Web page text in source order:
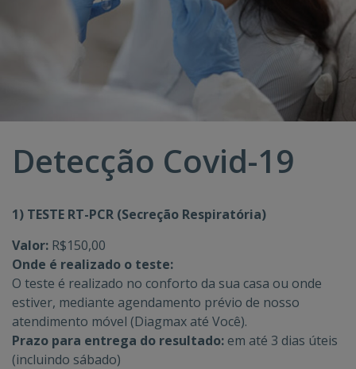
Detecção Covid-19
1) TESTE RT-PCR (Secreção Respiratória)
Valor: R$150,00
Onde é realizado o teste:
O teste é realizado no conforto da sua casa ou onde
estiver, mediante agendamento prévio de nosso
atendimento móvel (Diagmax até Você).
Prazo para entrega do resultado: em até 3 dias úteis
(incluindo sábado)